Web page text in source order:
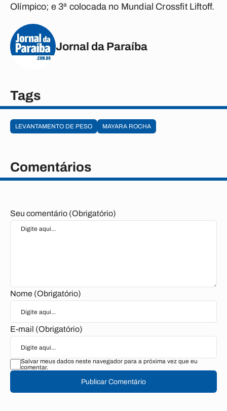
Olímpico; e 3ª colocada no Mundial Crossfit Liftoff.
Jornal da Paraíba
Tags
LEVANTAMENTO DE PESO MAYARA ROCHA
Comentários
Seu comentário (Obrigatório)
Nome (Obrigatório)
E-mail (Obrigatório)
Salvar meus dados neste navegador para a próxima vez que eu
comentar.
Publicar Comentário